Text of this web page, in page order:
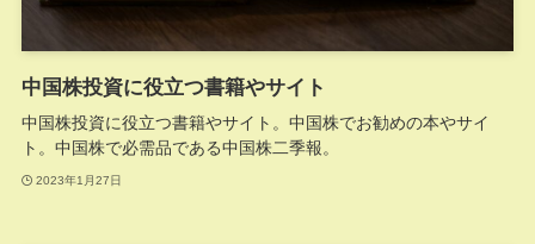
中国株投資に役立つ書籍やサイト
中国株投資に役立つ書籍やサイト。中国株でお勧めの本やサイ
ト。中国株で必需品である中国株二季報。
2023年1月27日